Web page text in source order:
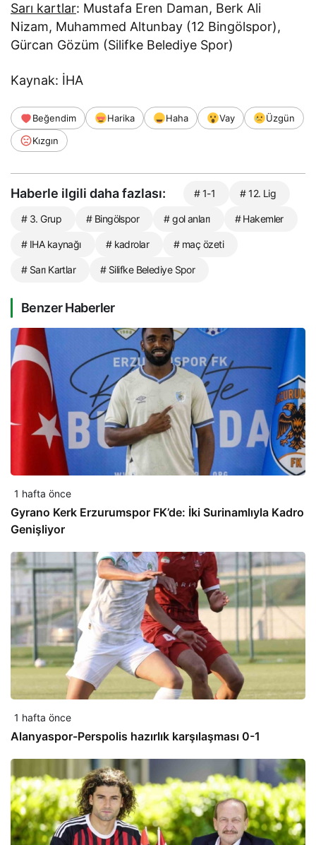
Sarı kartlar: Mustafa Eren Daman, Berk Ali
Nizam, Muhammed Altunbay (12 Bingölspor),
Gürcan Gözüm (Silifke Belediye Spor)
Kaynak: İHA
Beğendim Harika Haha Vay
Üzgün
Kızgın
Haberle ilgili daha fazlası: # 1-1 # 12. Lig
# 3. Grup # Bingölspor # gol anları # Hakemler
# IHA kaynağı # kadrolar # maç özeti
# Sarı Kartlar # Silifke Belediye Spor
Benzer Haberler
1 hafta önce
Gyrano Kerk Erzurumspor FK’de: İki Surinamlıyla Kadro
Genişliyor
1 hafta önce
Alanyaspor-Perspolis hazırlık karşılaşması 0-1